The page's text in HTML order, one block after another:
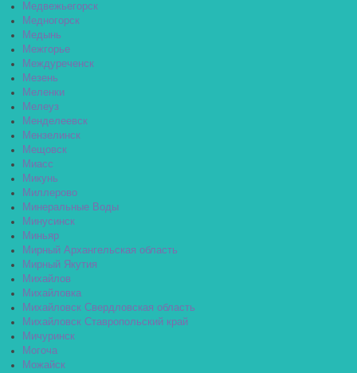
Медвежьегорск
Медногорск
Медынь
Межгорье
Междуреченск
Мезень
Меленки
Мелеуз
Менделеевск
Мензелинск
Мещовск
Миасс
Микунь
Миллерово
Минеральные Воды
Минусинск
Миньяр
Мирный Архангельская область
Мирный Якутия
Михайлов
Михайловка
Михайловск Свердловская область
Михайловск Ставропольский край
Мичуринск
Могоча
Можайск